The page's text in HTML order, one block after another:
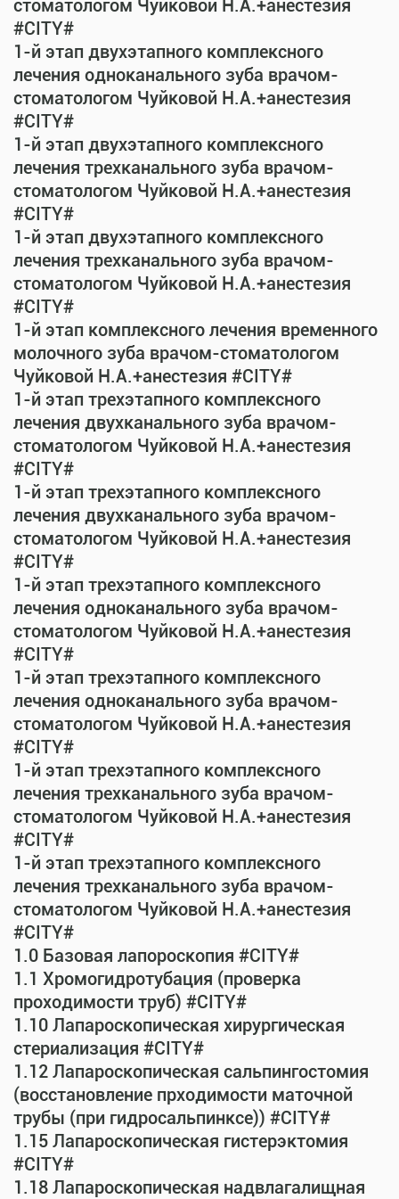
стоматологом Чуйковой Н.А.+анестезия
#CITY#
1-й этап двухэтапного комплексного
лечения одноканального зуба врачом-
стоматологом Чуйковой Н.А.+анестезия
#CITY#
1-й этап двухэтапного комплексного
лечения трехканального зуба врачом-
стоматологом Чуйковой Н.А.+анестезия
#CITY#
1-й этап двухэтапного комплексного
лечения трехканального зуба врачом-
стоматологом Чуйковой Н.А.+анестезия
#CITY#
1-й этап комплексного лечения временного
молочного зуба врачом-стоматологом
Чуйковой Н.А.+анестезия #CITY#
1-й этап трехэтапного комплексного
лечения двухканального зуба врачом-
стоматологом Чуйковой Н.А.+анестезия
#CITY#
1-й этап трехэтапного комплексного
лечения двухканального зуба врачом-
стоматологом Чуйковой Н.А.+анестезия
#CITY#
1-й этап трехэтапного комплексного
лечения одноканального зуба врачом-
стоматологом Чуйковой Н.А.+анестезия
#CITY#
1-й этап трехэтапного комплексного
лечения одноканального зуба врачом-
стоматологом Чуйковой Н.А.+анестезия
#CITY#
1-й этап трехэтапного комплексного
лечения трехканального зуба врачом-
стоматологом Чуйковой Н.А.+анестезия
#CITY#
1-й этап трехэтапного комплексного
лечения трехканального зуба врачом-
стоматологом Чуйковой Н.А.+анестезия
#CITY#
1.0 Базовая лапороскопия #CITY#
1.1 Хромогидротубация (проверка
проходимости труб) #CITY#
1.10 Лапароскопическая хирургическая
стериализация #CITY#
1.12 Лапароскопическая сальпингостомия
(восстановление прходимости маточной
трубы (при гидросальпинксе)) #CITY#
1.15 Лапароскопическая гистерэктомия
#CITY#
1.18 Лапароскопическая надвлагалищная